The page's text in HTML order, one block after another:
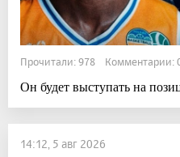
Прочитали: 978 Комментарии:
Он будет выступать на
14:12, 5 авг 2026